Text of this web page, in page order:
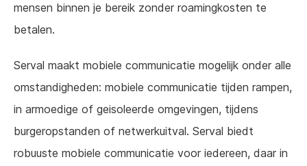
mensen binnen je bereik zonder roamingkosten te
betalen.
Serval maakt mobiele communicatie mogelijk onder alle
omstandigheden: mobiele communicatie tijden rampen,
in armoedige of geisoleerde omgevingen, tijdens
burgeropstanden of netwerkuitval. Serval biedt
robuuste mobiele communicatie voor iedereen, daar in